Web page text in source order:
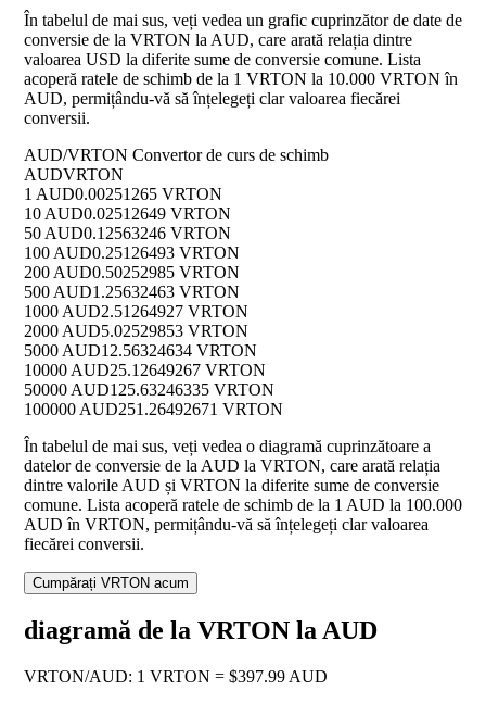
În tabelul de mai sus, veți vedea un grafic cuprinzător de date de
conversie de la VRTON la AUD, care arată relația dintre
valoarea USD la diferite sume de conversie comune. Lista
acoperă ratele de schimb de la 1 VRTON la 10.000 VRTON în
AUD, permițându-vă să înțelegeți clar valoarea fiecărei
conversii.
AUD/VRTON Convertor de curs de schimb
AUDVRTON
1 AUD0.00251265 VRTON
10 AUD0.02512649 VRTON
50 AUD0.12563246 VRTON
100 AUD0.25126493 VRTON
200 AUD0.50252985 VRTON
500 AUD1.25632463 VRTON
1000 AUD2.51264927 VRTON
2000 AUD5.02529853 VRTON
5000 AUD12.56324634 VRTON
10000 AUD25.12649267 VRTON
50000 AUD125.63246335 VRTON
100000 AUD251.26492671 VRTON
În tabelul de mai sus, veți vedea o diagramă cuprinzătoare a
datelor de conversie de la AUD la VRTON, care arată relația
dintre valorile AUD și VRTON la diferite sume de conversie
comune. Lista acoperă ratele de schimb de la 1 AUD la 100.000
AUD în VRTON, permițându-vă să înțelegeți clar valoarea
fiecărei conversii.
Cumpărați VRTON acum
diagramă de la VRTON la AUD
VRTON/AUD: 1 VRTON = $397.99 AUD